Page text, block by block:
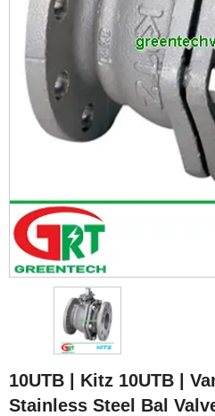
10UTB | Kitz 10UTB |
Stainless Steel Bal